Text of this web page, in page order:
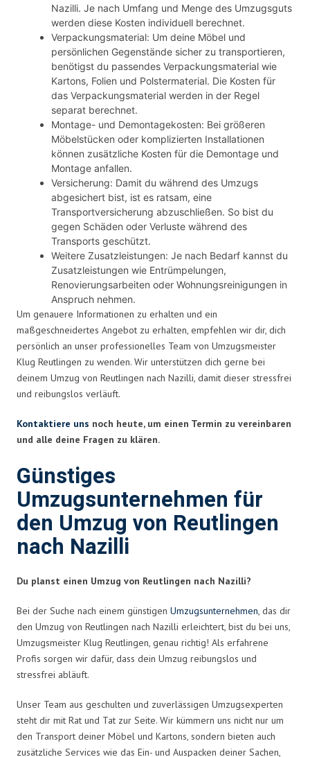
Nazilli. Je nach Umfang und Menge des Umzugsguts
werden diese Kosten individuell berechnet.
Verpackungsmaterial: Um deine Möbel und
persönlichen Gegenstände sicher zu transportieren,
benötigst du passendes Verpackungsmaterial wie
Kartons, Folien und Polstermaterial. Die Kosten für
das Verpackungsmaterial werden in der Regel
separat berechnet.
Montage- und Demontagekosten: Bei größeren
Möbelstücken oder komplizierten Installationen
können zusätzliche Kosten für die Demontage und
Montage anfallen.
Versicherung: Damit du während des Umzugs
abgesichert bist, ist es ratsam, eine
Transportversicherung abzuschließen. So bist du
gegen Schäden oder Verluste während des
Transports geschützt.
Weitere Zusatzleistungen: Je nach Bedarf kannst du
Zusatzleistungen wie Entrümpelungen,
Renovierungsarbeiten oder Wohnungsreinigungen in
Anspruch nehmen.
Um genauere Informationen zu erhalten und ein
maßgeschneidertes Angebot zu erhalten, empfehlen wir dir, dich
persönlich an unser professionelles Team von Umzugsmeister
Klug Reutlingen zu wenden. Wir unterstützen dich gerne bei
deinem Umzug von Reutlingen nach Nazilli, damit dieser stressfrei
und reibungslos verläuft.
Kontaktiere uns noch heute, um einen Termin zu vereinbaren
und alle deine Fragen zu klären.
Günstiges
Umzugsunternehmen für
den Umzug von Reutlingen
nach Nazilli
Du planst einen Umzug von Reutlingen nach Nazilli?
Bei der Suche nach einem günstigen Umzugsunternehmen, das dir
den Umzug von Reutlingen nach Nazilli erleichtert, bist du bei uns,
Umzugsmeister Klug Reutlingen, genau richtig! Als erfahrene
Profis sorgen wir dafür, dass dein Umzug reibungslos und
stressfrei abläuft.
Unser Team aus geschulten und zuverlässigen Umzugsexperten
steht dir mit Rat und Tat zur Seite. Wir kümmern uns nicht nur um
den Transport deiner Möbel und Kartons, sondern bieten auch
zusätzliche Services wie das Ein- und Auspacken deiner Sachen,